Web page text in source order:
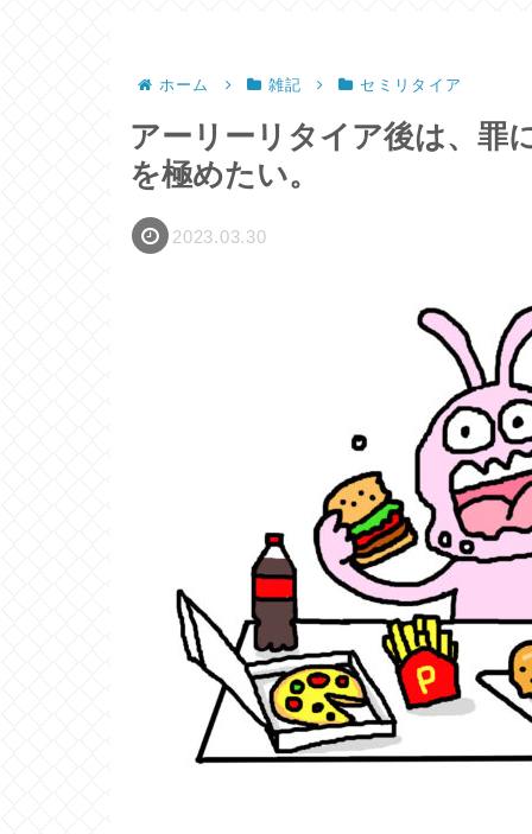
ホーム 雑記 セミリタイア
アーリーリタイア後は、罪
を極めたい。
2023.03.30